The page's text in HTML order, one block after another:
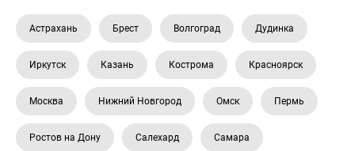
Астрахань Брест Волгоград Дудинка
Иркутск Казань Кострома Красноярск
Москва Нижний Новгород Омск Пермь
Ростов на Дону Салехард Самара